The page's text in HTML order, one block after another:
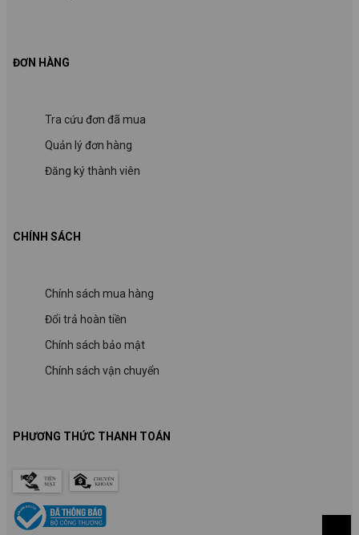
CHÍNH SÁCH
Chính sách mua hàng
Đổi trả hoàn tiền
Chính sách bảo mật
Chính sách vận chuyển
ĐƠN HÀNG
Tra cứu đơn đã mua
Quản lý đơn hàng
Đăng ký thành viên
PHƯƠNG THỨC THANH TOÁN